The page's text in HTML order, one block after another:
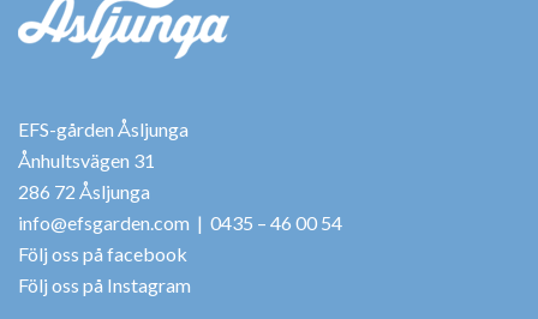
EFS-gården Åsljunga
Ånhultsvägen 31
286 72 Åsljunga
info@efsgarden.com | 0435 – 46 00 54
Följ oss på facebook
Följ oss på Instagram